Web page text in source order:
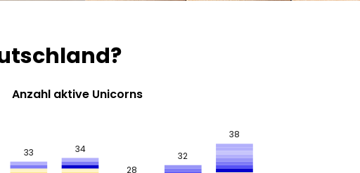
Anzahl aktive Unicorns